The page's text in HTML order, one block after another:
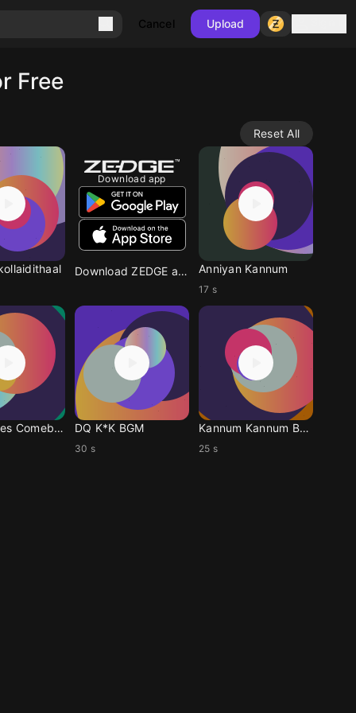
Cancel Upload
Free
Reset All
Download app
Download ZEDGE app Anniyan Kannum
17 s
K*K Heroes Comeback DQ K*K BGM
30 s
Kannum Kannum Begiam
25 s